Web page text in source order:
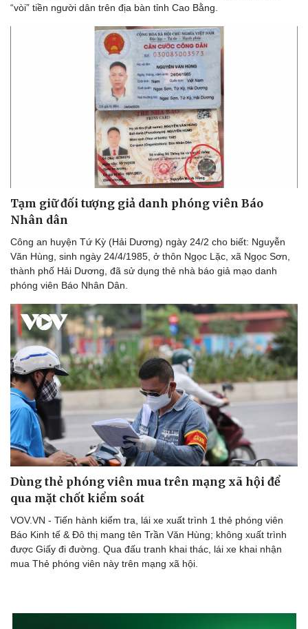
“vòi” tiền người dân trên địa bàn tỉnh Cao Bằng.
Tạm giữ đối tượng giả danh phóng viên Báo
Nhân dân
Công an huyện Tứ Kỳ (Hải Dương) ngày 24/2 cho biết: Nguyễn
Văn Hùng, sinh ngày 24/4/1985, ở thôn Ngọc Lặc, xã Ngọc Sơn,
thành phố Hải Dương, đã sử dụng thẻ nhà báo giả mạo danh
phóng viên Báo Nhân Dân.
Dùng thẻ phóng viên mua trên mạng xã hội để
qua mặt chốt kiểm soát
VOV.VN - Tiến hành kiểm tra, lái xe xuất trình 1 thẻ phóng viên
Báo Kinh tế & Đô thị mang tên Trần Văn Hùng; không xuất trình
được Giấy đi đường. Qua đấu tranh khai thác, lái xe khai nhận
mua Thẻ phóng viên này trên mạng xã hội.